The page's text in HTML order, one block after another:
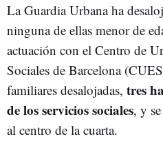
La Guardia Urbana ha
ninguna de ellas menor de
actuación con el Centro de
Sociales de Barcelona
familiares desalojadas, tres
de los servicios sociales, y
al centro de la cuarta.